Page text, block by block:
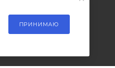
ПРИНИМАЮ